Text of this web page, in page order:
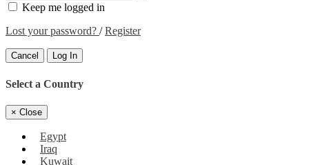
Keep me logged in
Lost your password? /Register
Cancel Log In
Select a Country
× Close
Egypt
Iraq
Kuwait